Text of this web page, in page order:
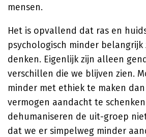
mensen.
Het is opvallend dat ras en
psychologisch minder belangrijk
denken. Eigenlijk zijn alleen
verschillen die we blijven zien.
minder met ethiek te maken
vermogen aandacht te
dehumaniseren de uit-groep
dat we er simpelweg minder